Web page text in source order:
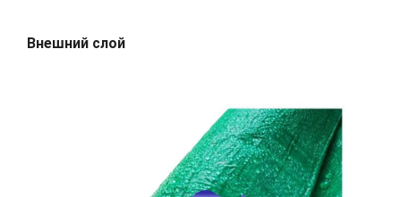
Внешний слой